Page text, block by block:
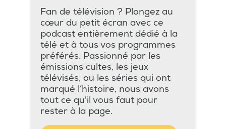
Fan de télévision ? Plongez au
cœur du petit écran avec ce
podcast entièrement dédié à la
télé et à tous vos programmes
préférés. Passionné par les
émissions cultes, les jeux
télévisés, ou les séries qui ont
marqué l’histoire, nous avons
tout ce qu'il vous faut pour
rester à la page.